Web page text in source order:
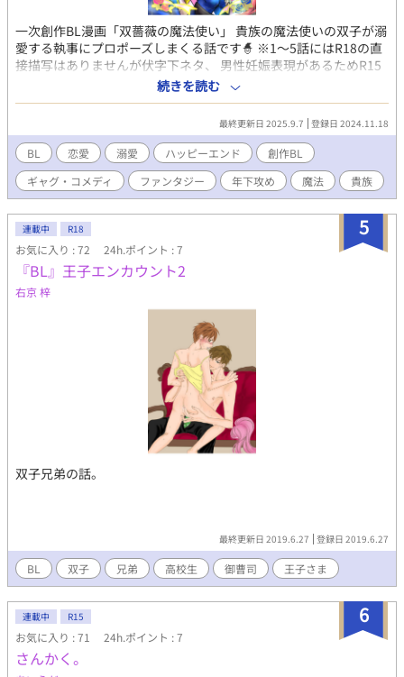
一次創作BL漫画「双薔薇の魔法使い」 貴族の魔法使いの双子が溺
愛する執事にプロポーズしまくる話です🧙 ※1〜5話にはR18の直
接描写はありませんが伏字下ネタ、 男性妊娠表現があるためR15
にしております。6話以降はR18予定です。 ※6話はR18です。こ
ちらから読めます。
https://www.alphapolis.co.jp/manga/552458178/880962883
続きを読む
最終更新日 2025.9.7 登録日 2024.11.18
BL 恋愛 溺愛 ハッピーエンド
創作BL
ギャグ・コメディ
ファンタジー 年下攻め 魔法 貴族
5
連載中 R18
お気に入り : 72 24h.ポイント : 7
『BL』王子エンカウント2
右京 梓
双子兄弟の話。
最終更新日 2019.6.27 登録日 2019.6.27
BL 双子 兄弟 高校生 御曹司 王子さま
6
連載中 R15
お気に入り : 71 24h.ポイント : 7
さんかく。